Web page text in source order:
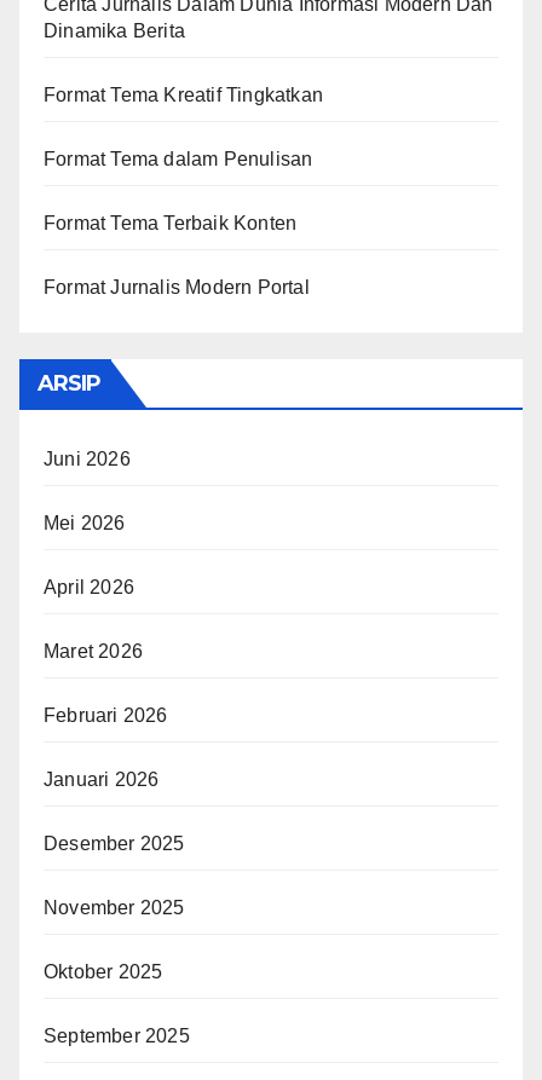
Cerita Jurnalis Dalam Dunia Informasi Modern Dan
Dinamika Berita
Format Tema Kreatif Tingkatkan
Format Tema dalam Penulisan
Format Tema Terbaik Konten
Format Jurnalis Modern Portal
ARSIP
Juni 2026
Mei 2026
April 2026
Maret 2026
Februari 2026
Januari 2026
Desember 2025
November 2025
Oktober 2025
September 2025